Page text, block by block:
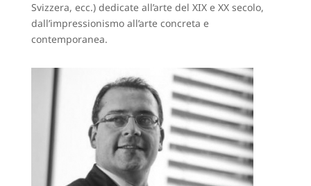
Svizzera, ecc.) dedicate all’arte del XIX e XX secolo,
dall’impressionismo all’arte concreta e
contemporanea.